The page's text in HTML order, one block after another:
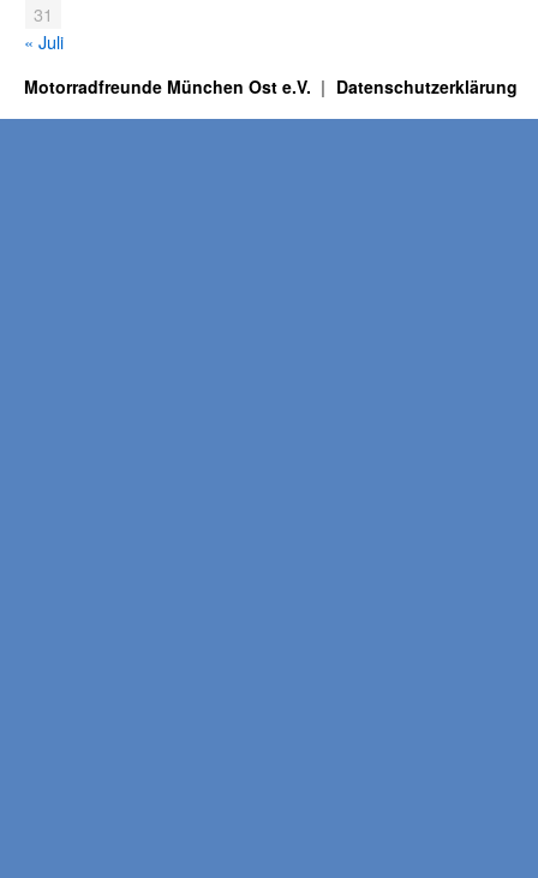
31
« Juli
Motorradfreunde München Ost e.V. Datenschutzerklärung